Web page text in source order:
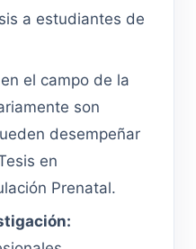
a estudiantes de
el campo de la
son
desempeñar
en
Prenatal.